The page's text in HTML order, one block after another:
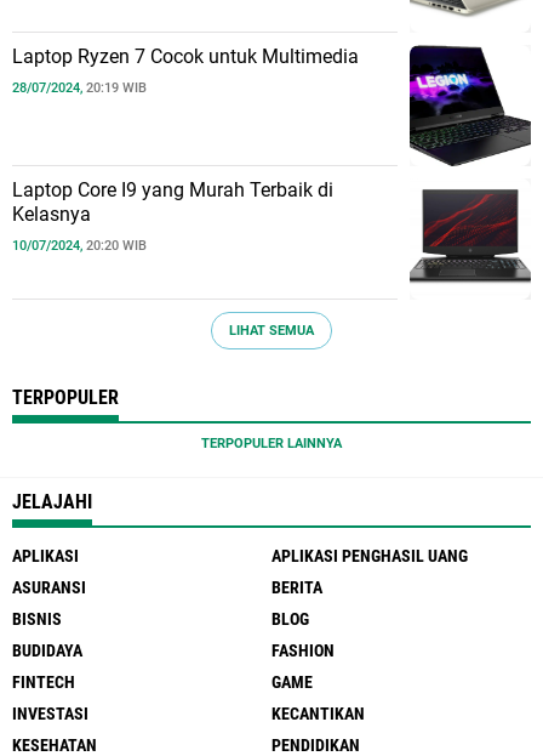
Laptop Ryzen 7 Cocok untuk Multimedia
28/07/2024, 20:19 WIB
Laptop Core I9 yang Murah Terbaik di
Kelasnya
10/07/2024, 20:20 WIB
LIHAT SEMUA
TERPOPULER
TERPOPULER LAINNYA
JELAJAHI
APLIKASI
APLIKASI PENGHASIL UANG
ASURANSI
BERITA
BISNIS
BLOG
BUDIDAYA
FASHION
FINTECH
GAME
INVESTASI
KECANTIKAN
KESEHATAN
PENDIDIKAN